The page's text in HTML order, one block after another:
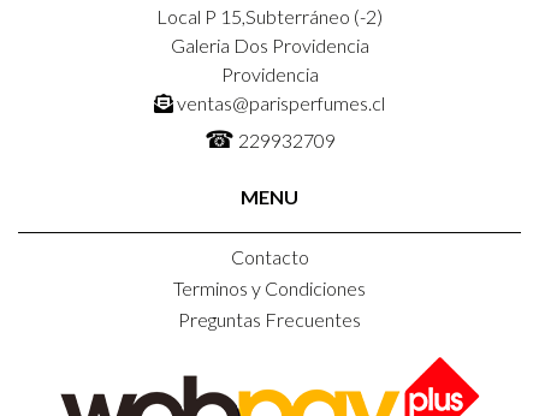
Local P 15,Subterráneo (-2)
Galeria Dos Providencia
Providencia
ventas@parisperfumes.cl
☎ 229932709
MENU
Contacto
Terminos y Condiciones
Preguntas Frecuentes